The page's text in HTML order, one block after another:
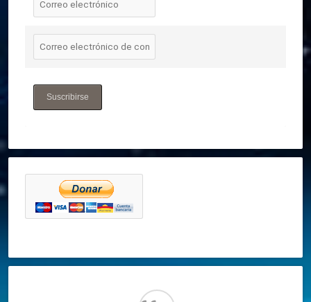
Suscribirse